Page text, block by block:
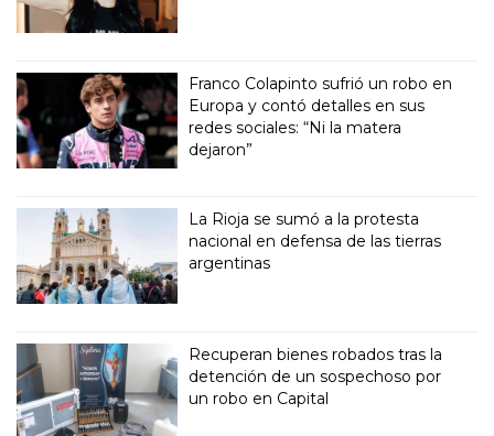
Franco Colapinto sufrió un robo en
Europa y contó detalles en sus
redes sociales: “Ni la matera
dejaron”
La Rioja se sumó a la protesta
nacional en defensa de las tierras
argentinas
Recuperan bienes robados tras la
detención de un sospechoso por
un robo en Capital